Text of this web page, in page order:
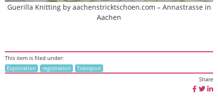
Guerilla Knitting by aachenstricktschoen.com – Annastrasse in
Aachen
This item is filed under:
Exploration registration Transport
Share